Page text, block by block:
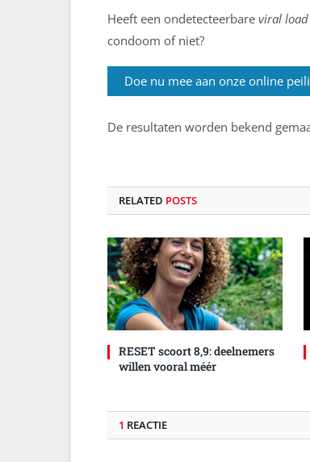
Heeft een ondetecteerbare viral load
condoom of niet?
Doe nu mee aan onze online
De resultaten worden bekend
RELATED POSTS
RESET scoort 8,9: deelnemers
willen vooral méér
1 REACTIE